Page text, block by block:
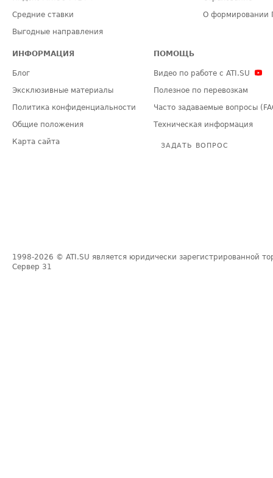
Средние ставки
Выгодные направления
О формировании
ИНФОРМАЦИЯ
Блог
Эксклюзивные материалы
Политика конфиденциальности
Общие положения
Карта сайта
ПОМОЩЬ
Видео по работе с ATI.SU
Полезное по перевозкам
Часто задаваемые вопросы
Техническая информация
ЗАДАТЬ ВОПРОС
1998-2026 © ATI.SU является юридически зарегистрированной
Сервер 31